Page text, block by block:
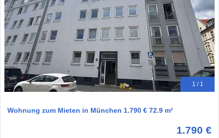
1 / 1
Wohnung zum Mieten in München 1.790 € 72.9 m²
1.790 €